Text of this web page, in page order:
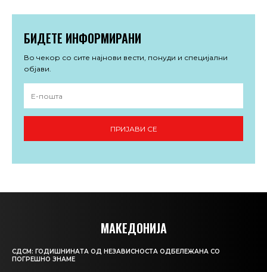
БИДЕТЕ ИНФОРМИРАНИ
Во чекор со сите најнови вести, понуди и специјални
објави.
ПРИЈАВИ СЕ
МАКЕДОНИЈА
СДСМ: ГОДИШНИНАТА ОД НЕЗАВИСНОСТА ОДБЕЛЕЖАНА СО
ПОГРЕШНО ЗНАМЕ